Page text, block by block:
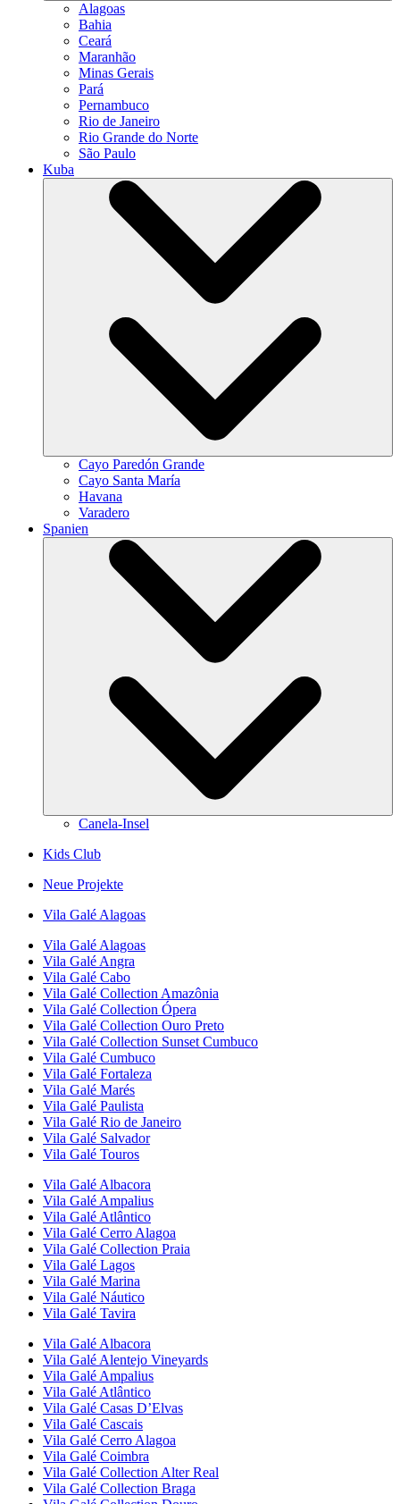
Alagoas
Bahia
Ceará
Maranhão
Minas Gerais
Pará
Pernambuco
Rio de Janeiro
Rio Grande do Norte
São Paulo
Kuba
Cayo Paredón Grande
Cayo Santa María
Havana
Varadero
Spanien
Canela-Insel
Kids Club
Neue Projekte
Vila Galé Alagoas
Vila Galé Alagoas
Vila Galé Angra
Vila Galé Cabo
Vila Galé Collection Amazônia
Vila Galé Collection Ópera
Vila Galé Collection Ouro Preto
Vila Galé Collection Sunset Cumbuco
Vila Galé Cumbuco
Vila Galé Fortaleza
Vila Galé Marés
Vila Galé Paulista
Vila Galé Rio de Janeiro
Vila Galé Salvador
Vila Galé Touros
Vila Galé Albacora
Vila Galé Ampalius
Vila Galé Atlântico
Vila Galé Cerro Alagoa
Vila Galé Collection Praia
Vila Galé Lagos
Vila Galé Marina
Vila Galé Náutico
Vila Galé Tavira
Vila Galé Albacora
Vila Galé Alentejo Vineyards
Vila Galé Ampalius
Vila Galé Atlântico
Vila Galé Casas D’Elvas
Vila Galé Cascais
Vila Galé Cerro Alagoa
Vila Galé Coimbra
Vila Galé Collection Alter Real
Vila Galé Collection Braga